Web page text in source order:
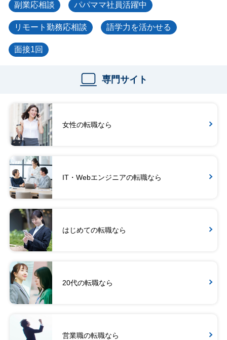
副業応相談 パパママ社員活躍中
リモート勤務応相談 語学力を活かせる
面接1回
専門サイト
女性の転職なら
IT・Webエンジニアの転職なら
はじめての転職なら
20代の転職なら
営業職の転職なら